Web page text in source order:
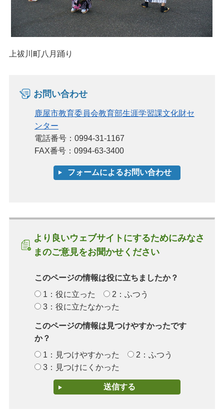
上祓川町八月踊り
お問い合わせ
鹿屋市教育委員会教育部生涯学習課文化財セ
ンター
電話番号：0994-31-1167
FAX番号：0994-63-3400
より良いウェブサイトにするためにみなさ
まのご意見をお聞かせください
このページの情報は役に立ちましたか？
1：役に立った
2：ふつう
3：役に立たなかった
このページの情報は見つけやすかったです
か？
1：見つけやすかった
2：ふつう
3：見つけにくかった